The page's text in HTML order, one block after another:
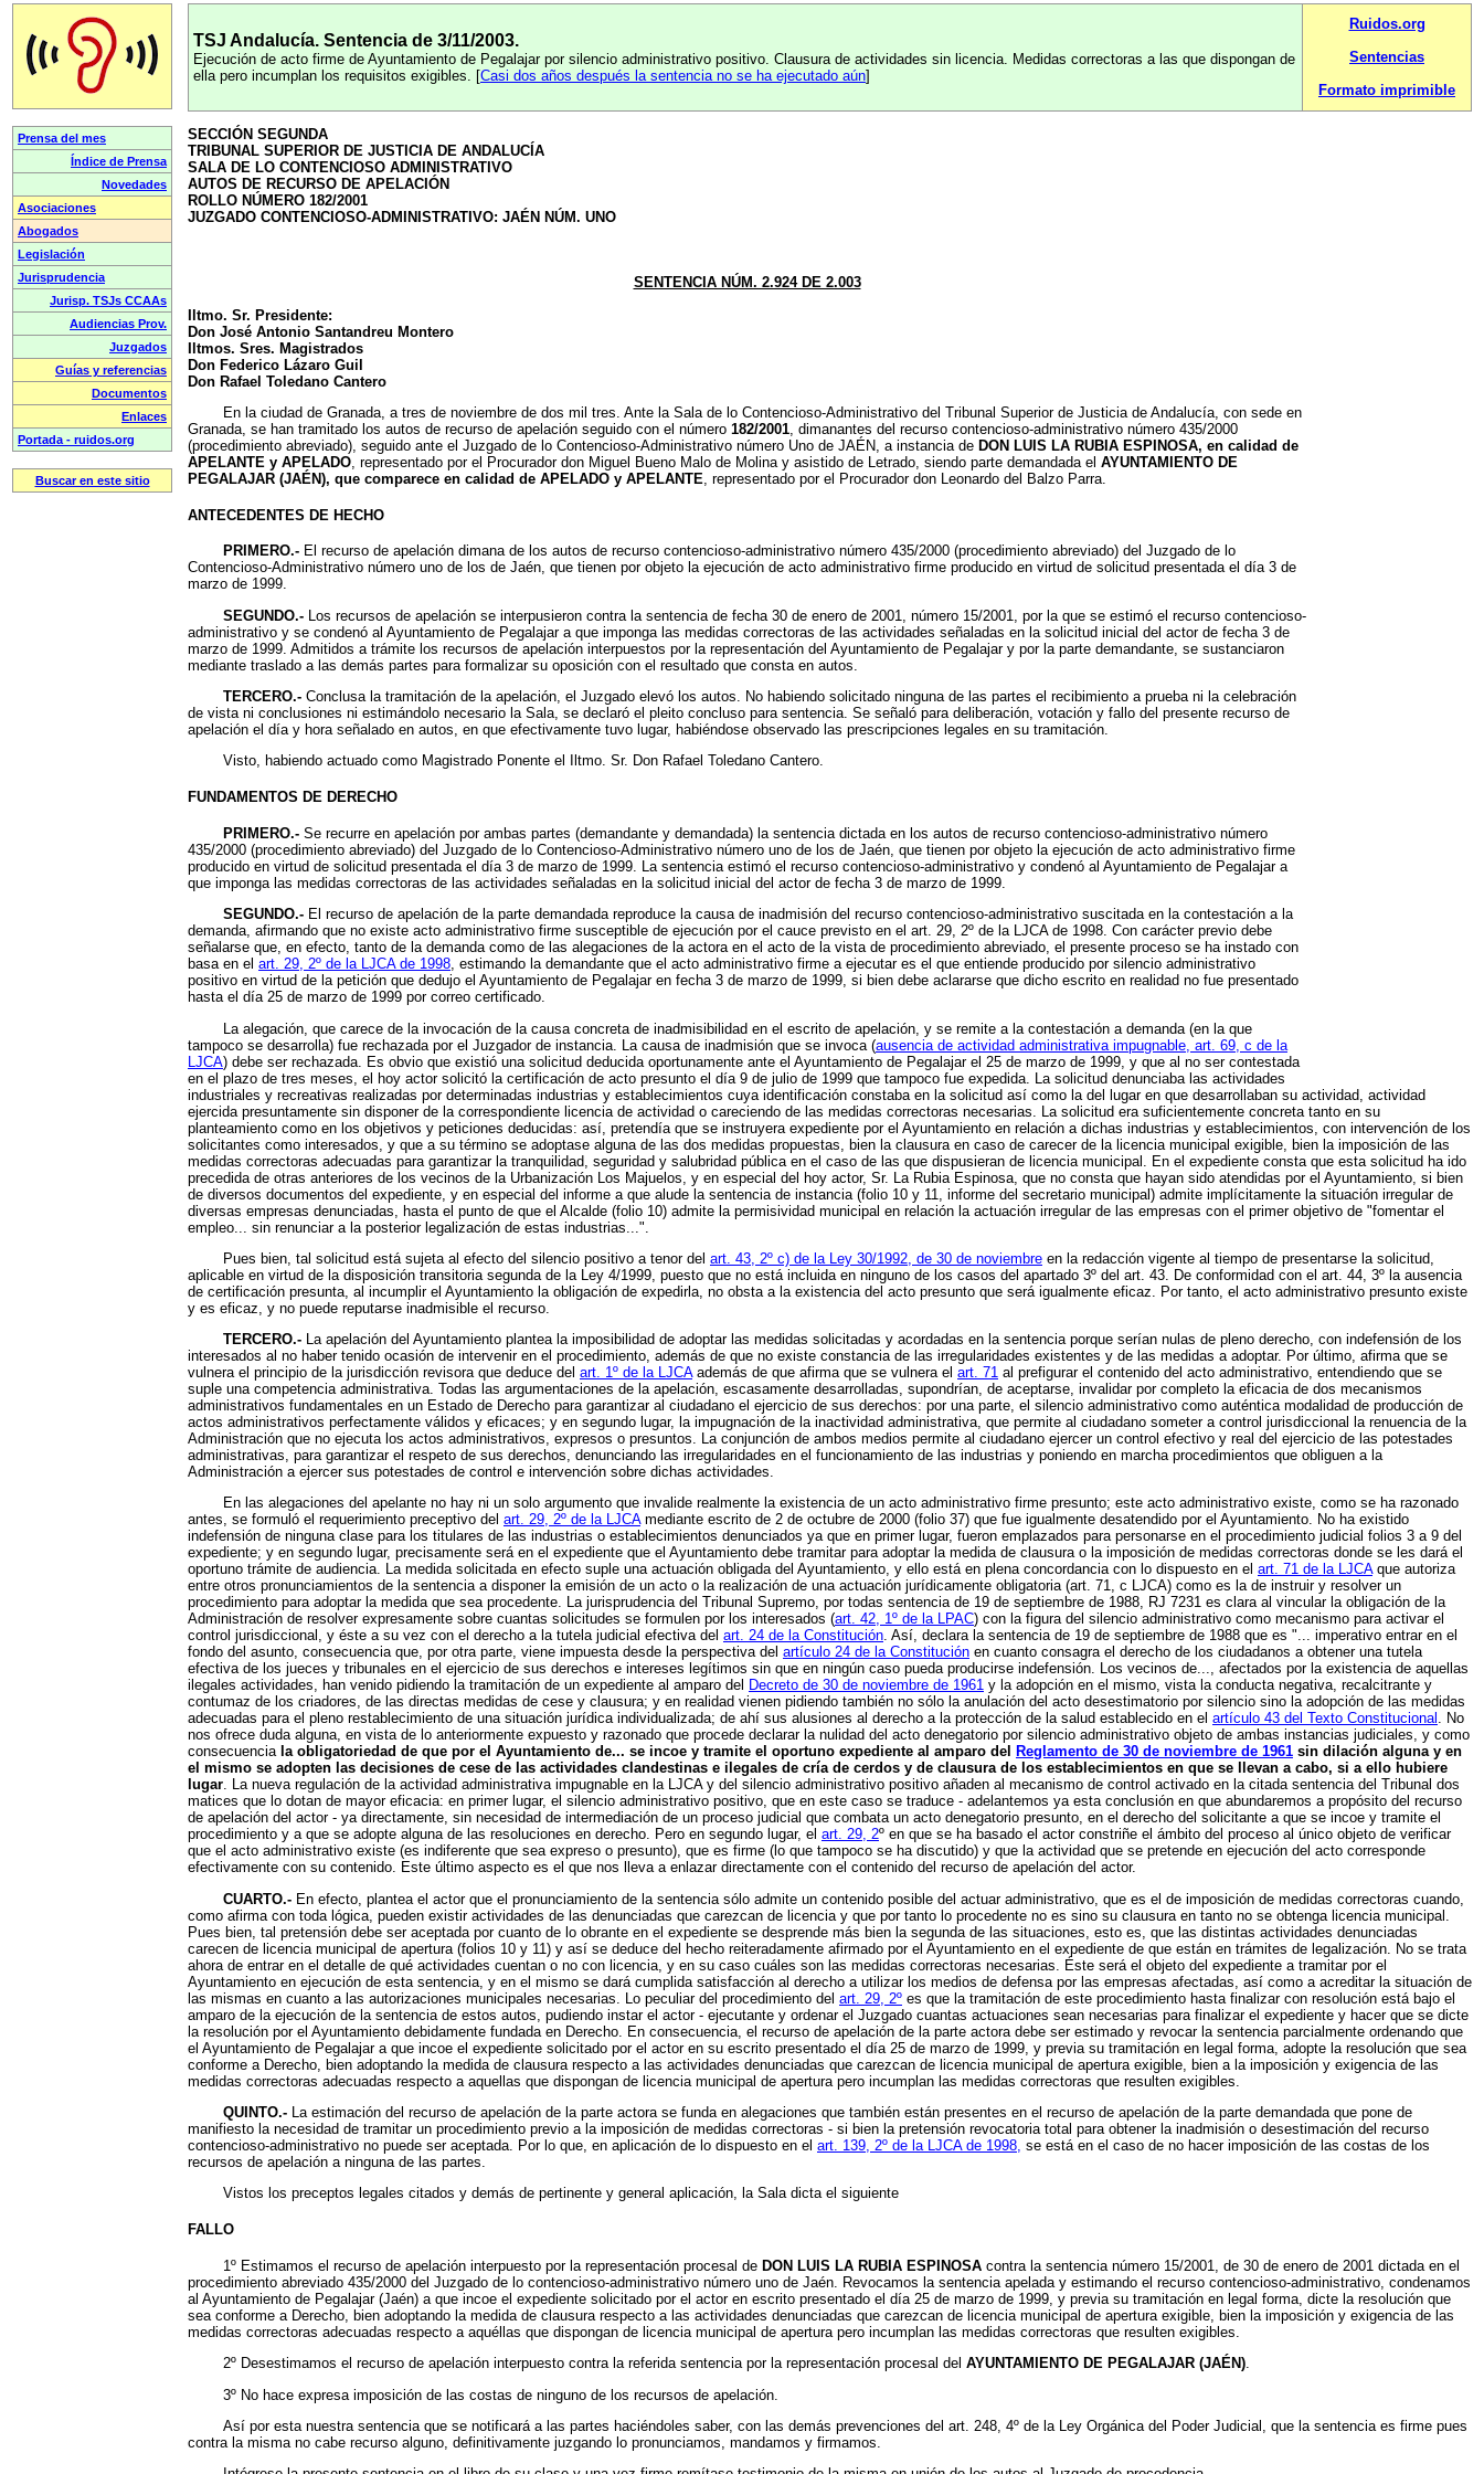
TSJ Andalucía. Sentencia de 3/11/2003.
Ejecución de acto firme de Ayuntamiento de Pegalajar por silencio administrativo positivo. Clausura de actividades sin licencia. Medidas correctoras a las que dispongan de
ella pero incumplan los requisitos exigibles. [Casi dos años después la sentencia no se ha ejecutado aún]
Ruidos.org
Sentencias
Formato imprimible
SECCIÓN SEGUNDA
TRIBUNAL SUPERIOR DE JUSTICIA DE ANDALUCÍA
SALA DE LO CONTENCIOSO ADMINISTRATIVO
AUTOS DE RECURSO DE APELACIÓN
ROLLO NÚMERO 182/2001
JUZGADO CONTENCIOSO-ADMINISTRATIVO: JAÉN NÚM. UNO
SENTENCIA NÚM. 2.924 DE 2.003
Iltmo. Sr. Presidente:
Don José Antonio Santandreu Montero
Iltmos. Sres. Magistrados
Don Federico Lázaro Guil
Don Rafael Toledano Cantero
En la ciudad de Granada, a tres de noviembre de dos mil tres. Ante la Sala de lo Contencioso-Administrativo del Tribunal Superior de Justicia de Andalucía, con sede en
Granada, se han tramitado los autos de recurso de apelación seguido con el número 182/2001 , dimanantes del recurso contencioso-administrativo número 435/2000
(procedimiento abreviado), seguido ante el Juzgado de lo Contencioso-Administrativo número Uno de JAÉN, a instancia de DON LUIS LA RUBIA ESPINOSA, en calidad de
APELANTE y APELADO , representado por el Procurador don Miguel Bueno Malo de Molina y asistido de Letrado, siendo parte demandada el AYUNTAMIENTO DE
PEGALAJAR (JAÉN), que comparece en calidad de APELADO y APELANTE , representado por el Procurador don Leonardo del Balzo Parra.
ANTECEDENTES DE HECHO
PRIMERO.- El recurso de apelación dimana de los autos de recurso contencioso-administrativo número 435/2000 (procedimiento abreviado) del Juzgado de lo
Contencioso-Administrativo número uno de los de Jaén, que tienen por objeto la ejecución de acto administrativo firme producido en virtud de solicitud presentada el día 3 de
marzo de 1999.
SEGUNDO.- Los recursos de apelación se interpusieron contra la sentencia de fecha 30 de enero de 2001, número 15/2001, por la que se estimó el recurso contencioso-
administrativo y se condenó al Ayuntamiento de Pegalajar a que imponga las medidas correctoras de las actividades señaladas en la solicitud inicial del actor de fecha 3 de
marzo de 1999. Admitidos a trámite los recursos de apelación interpuestos por la representación del Ayuntamiento de Pegalajar y por la parte demandante, se sustanciaron
mediante traslado a las demás partes para formalizar su oposición con el resultado que consta en autos.
TERCERO.- Conclusa la tramitación de la apelación, el Juzgado elevó los autos. No habiendo solicitado ninguna de las partes el recibimiento a prueba ni la celebración
de vista ni conclusiones ni estimándolo necesario la Sala, se declaró el pleito concluso para sentencia. Se señaló para deliberación, votación y fallo del presente recurso de
apelación el día y hora señalado en autos, en que efectivamente tuvo lugar, habiéndose observado las prescripciones legales en su tramitación.
Visto, habiendo actuado como Magistrado Ponente el Iltmo. Sr. Don Rafael Toledano Cantero.
FUNDAMENTOS DE DERECHO
PRIMERO.- Se recurre en apelación por ambas partes (demandante y demandada) la sentencia dictada en los autos de recurso contencioso-administrativo número
435/2000 (procedimiento abreviado) del Juzgado de lo Contencioso-Administrativo número uno de los de Jaén, que tienen por objeto la ejecución de acto administrativo firme
producido en virtud de solicitud presentada el día 3 de marzo de 1999. La sentencia estimó el recurso contencioso-administrativo y condenó al Ayuntamiento de Pegalajar a
que imponga las medidas correctoras de las actividades señaladas en la solicitud inicial del actor de fecha 3 de marzo de 1999.
SEGUNDO.- El recurso de apelación de la parte demandada reproduce la causa de inadmisión del recurso contencioso-administrativo suscitada en la contestación a la
demanda, afirmando que no existe acto administrativo firme susceptible de ejecución por el cauce previsto en el art. 29, 2º de la LJCA de 1998. Con carácter previo debe
señalarse que, en efecto, tanto de la demanda como de las alegaciones de la actora en el acto de la vista de procedimiento abreviado, el presente proceso se ha instado con
basa en el art. 29, 2º de la LJCA de 1998, estimando la demandante que el acto administrativo firme a ejecutar es el que entiende producido por silencio administrativo
positivo en virtud de la petición que dedujo el Ayuntamiento de Pegalajar en fecha 3 de marzo de 1999, si bien debe aclararse que dicho escrito en realidad no fue presentado
hasta el día 25 de marzo de 1999 por correo certificado.
La alegación, que carece de la invocación de la causa concreta de inadmisibilidad en el escrito de apelación, y se remite a la contestación a demanda (en la que
tampoco se desarrolla) fue rechazada por el Juzgador de instancia. La causa de inadmisión que se invoca (ausencia de actividad administrativa impugnable, art. 69, c de la
LJCA) debe ser rechazada. Es obvio que existió una solicitud deducida oportunamente ante el Ayuntamiento de Pegalajar el 25 de marzo de 1999, y que al no ser contestada
en el plazo de tres meses, el hoy actor solicitó la certificación de acto presunto el día 9 de julio de 1999 que tampoco fue expedida. La solicitud denunciaba las actividades
industriales y recreativas realizadas por determinadas industrias y establecimientos cuya identificación constaba en la solicitud así como la del lugar en que desarrollaban su actividad, actividad
ejercida presuntamente sin disponer de la correspondiente licencia de actividad o careciendo de las medidas correctoras necesarias. La solicitud era suficientemente concreta tanto en su
planteamiento como en los objetivos y peticiones deducidas: así, pretendía que se instruyera expediente por el Ayuntamiento en relación a dichas industrias y establecimientos, con intervención de los
solicitantes como interesados, y que a su término se adoptase alguna de las dos medidas propuestas, bien la clausura en caso de carecer de la licencia municipal exigible, bien la imposición de las
medidas correctoras adecuadas para garantizar la tranquilidad, seguridad y salubridad pública en el caso de las que dispusieran de licencia municipal. En el expediente consta que esta solicitud ha ido
precedida de otras anteriores de los vecinos de la Urbanización Los Majuelos, y en especial del hoy actor, Sr. La Rubia Espinosa, que no consta que hayan sido atendidas por el Ayuntamiento, si bien
de diversos documentos del expediente, y en especial del informe a que alude la sentencia de instancia (folio 10 y 11, informe del secretario municipal) admite implícitamente la situación irregular de
diversas empresas denunciadas, hasta el punto de que el Alcalde (folio 10) admite la permisividad municipal en relación la actuación irregular de las empresas con el primer objetivo de "fomentar el
empleo... sin renunciar a la posterior legalización de estas industrias...".
Pues bien, tal solicitud está sujeta al efecto del silencio positivo a tenor del art. 43, 2º c) de la Ley 30/1992, de 30 de noviembre en la redacción vigente al tiempo de presentarse la solicitud,
aplicable en virtud de la disposición transitoria segunda de la Ley 4/1999, puesto que no está incluida en ninguno de los casos del apartado 3º del art. 43. De conformidad con el art. 44, 3º la ausencia
de certificación presunta, al incumplir el Ayuntamiento la obligación de expedirla, no obsta a la existencia del acto presunto que será igualmente eficaz. Por tanto, el acto administrativo presunto existe
y es eficaz, y no puede reputarse inadmisible el recurso.
TERCERO.- La apelación del Ayuntamiento plantea la imposibilidad de adoptar las medidas solicitadas y acordadas en la sentencia porque serían nulas de pleno derecho, con indefensión de los
interesados al no haber tenido ocasión de intervenir en el procedimiento, además de que no existe constancia de las irregularidades existentes y de las medidas a adoptar. Por último, afirma que se
vulnera el principio de la jurisdicción revisora que deduce del art. 1º de la LJCAademás de que afirma que se vulnera el art. 71 al prefigurar el contenido del acto administrativo, entendiendo que se
suple una competencia administrativa. Todas las argumentaciones de la apelación, escasamente desarrolladas, supondrían, de aceptarse, invalidar por completo la eficacia de dos mecanismos
administrativos fundamentales en un Estado de Derecho para garantizar al ciudadano el ejercicio de sus derechos: por una parte, el silencio administrativo como auténtica modalidad de producción de
actos administrativos perfectamente válidos y eficaces; y en segundo lugar, la impugnación de la inactividad administrativa, que permite al ciudadano someter a control jurisdiccional la renuencia de la
Administración que no ejecuta los actos administrativos, expresos o presuntos. La conjunción de ambos medios permite al ciudadano ejercer un control efectivo y real del ejercicio de las potestades
administrativas, para garantizar el respeto de sus derechos, denunciando las irregularidades en el funcionamiento de las industrias y poniendo en marcha procedimientos que obliguen a la
Administración a ejercer sus potestades de control e intervención sobre dichas actividades.
En las alegaciones del apelante no hay ni un solo argumento que invalide realmente la existencia de un acto administrativo firme presunto; este acto administrativo existe, como se ha razonado
antes, se formuló el requerimiento preceptivo del art. 29, 2º de la LJCAmediante escrito de 2 de octubre de 2000 (folio 37) que fue igualmente desatendido por el Ayuntamiento. No ha existido
indefensión de ninguna clase para los titulares de las industrias o establecimientos denunciados ya que en primer lugar, fueron emplazados para personarse en el procedimiento judicial folios 3 a 9 del
expediente; y en segundo lugar, precisamente será en el expediente que el Ayuntamiento debe tramitar para adoptar la medida de clausura o la imposición de medidas correctoras donde se les dará el
oportuno trámite de audiencia. La medida solicitada en efecto suple una actuación obligada del Ayuntamiento, y ello está en plena concordancia con lo dispuesto en el art. 71 de la LJCAque autoriza
entre otros pronunciamientos de la sentencia a disponer la emisión de un acto o la realización de una actuación jurídicamente obligatoria (art. 71, c LJCA) como es la de instruir y resolver un
procedimiento para adoptar la medida que sea procedente. La jurisprudencia del Tribunal Supremo, por todas sentencia de 19 de septiembre de 1988, RJ 7231 es clara al vincular la obligación de la
Administración de resolver expresamente sobre cuantas solicitudes se formulen por los interesados (art. 42, 1º de la LPAC) con la figura del silencio administrativo como mecanismo para activar el
control jurisdiccional, y éste a su vez con el derecho a la tutela judicial efectiva del art. 24 de la Constitución. Así, declara la sentencia de 19 de septiembre de 1988 que es "... imperativo entrar en el
fondo del asunto, consecuencia que, por otra parte, viene impuesta desde la perspectiva del artículo 24 de la Constitución en cuanto consagra el derecho de los ciudadanos a obtener una tutela
efectiva de los jueces y tribunales en el ejercicio de sus derechos e intereses legítimos sin que en ningún caso pueda producirse indefensión. Los vecinos de..., afectados por la existencia de aquellas
ilegales actividades, han venido pidiendo la tramitación de un expediente al amparo del Decreto de 30 de noviembre de 1961 y la adopción en el mismo, vista la conducta negativa, recalcitrante y
contumaz de los criadores, de las directas medidas de cese y clausura; y en realidad vienen pidiendo también no sólo la anulación del acto desestimatorio por silencio sino la adopción de las medidas
adecuadas para el pleno restablecimiento de una situación jurídica individualizada; de ahí sus alusiones al derecho a la protección de la salud establecido en el artículo 43 del Texto Constitucional . No
nos ofrece duda alguna, en vista de lo anteriormente expuesto y razonado que procede declarar la nulidad del acto denegatorio por silencio administrativo objeto de ambas instancias judiciales, y como
consecuencia la obligatoriedad de que por el Ayuntamiento de... se incoe y tramite el oportuno expediente al amparo del Reglamento de 30 de noviembre de 1961 sin dilación alguna y en
el mismo se adopten las decisiones de cese de las actividades clandestinas e ilegales de cría de cerdos y de clausura de los establecimientos en que se llevan a cabo, si a ello hubiere
lugar. La nueva regulación de la actividad administrativa impugnable en la LJCA y del silencio administrativo positivo añaden al mecanismo de control activado en la citada sentencia del Tribunal dos
matices que lo dotan de mayor eficacia: en primer lugar, el silencio administrativo positivo, que en este caso se traduce - adelantemos ya esta conclusión en que abundaremos a propósito del recurso
de apelación del actor - ya directamente, sin necesidad de intermediación de un proceso judicial que combata un acto denegatorio presunto, en el derecho del solicitante a que se incoe y tramite el
procedimiento y a que se adopte alguna de las resoluciones en derecho. Pero en segundo lugar, el art. 29, 2º en que se ha basado el actor constriñe el ámbito del proceso al único objeto de verificar
que el acto administrativo existe (es indiferente que sea expreso o presunto), que es firme (lo que tampoco se ha discutido) y que la actividad que se pretende en ejecución del acto corresponde
efectivamente con su contenido. Este último aspecto es el que nos lleva a enlazar directamente con el contenido del recurso de apelación del actor.
CUARTO.- En efecto, plantea el actor que el pronunciamiento de la sentencia sólo admite un contenido posible del actuar administrativo, que es el de imposición de medidas correctoras cuando,
como afirma con toda lógica, pueden existir actividades de las denunciadas que carezcan de licencia y que por tanto lo procedente no es sino su clausura en tanto no se obtenga licencia municipal.
Pues bien, tal pretensión debe ser aceptada por cuanto de lo obrante en el expediente se desprende más bien la segunda de las situaciones, esto es, que las distintas actividades denunciadas
carecen de licencia municipal de apertura (folios 10 y 11) y así se deduce del hecho reiteradamente afirmado por el Ayuntamiento en el expediente de que están en trámites de legalización. No se trata
ahora de entrar en el detalle de qué actividades cuentan o no con licencia, y en su caso cuáles son las medidas correctoras necesarias. Éste será el objeto del expediente a tramitar por el
Ayuntamiento en ejecución de esta sentencia, y en el mismo se dará cumplida satisfacción al derecho a utilizar los medios de defensa por las empresas afectadas, así como a acreditar la situación de
las mismas en cuanto a las autorizaciones municipales necesarias. Lo peculiar del procedimiento del art. 29, 2º es que la tramitación de este procedimiento hasta finalizar con resolución está bajo el
amparo de la ejecución de la sentencia de estos autos, pudiendo instar el actor - ejecutante y ordenar el Juzgado cuantas actuaciones sean necesarias para finalizar el expediente y hacer que se dicte
la resolución por el Ayuntamiento debidamente fundada en Derecho. En consecuencia, el recurso de apelación de la parte actora debe ser estimado y revocar la sentencia parcialmente ordenando que
el Ayuntamiento de Pegalajar a que incoe el expediente solicitado por el actor en su escrito presentado el día 25 de marzo de 1999, y previa su tramitación en legal forma, adopte la resolución que sea
conforme a Derecho, bien adoptando la medida de clausura respecto a las actividades denunciadas que carezcan de licencia municipal de apertura exigible, bien a la imposición y exigencia de las
medidas correctoras adecuadas respecto a aquellas que dispongan de licencia municipal de apertura pero incumplan las medidas correctoras que resulten exigibles.
QUINTO.- La estimación del recurso de apelación de la parte actora se funda en alegaciones que también están presentes en el recurso de apelación de la parte demandada que pone de
manifiesto la necesidad de tramitar un procedimiento previo a la imposición de medidas correctoras - si bien la pretensión revocatoria total para obtener la inadmisión o desestimación del recurso
contencioso-administrativo no puede ser aceptada. Por lo que, en aplicación de lo dispuesto en el art. 139, 2º de la LJCA de 1998, se está en el caso de no hacer imposición de las costas de los
recursos de apelación a ninguna de las partes.
Vistos los preceptos legales citados y demás de pertinente y general aplicación, la Sala dicta el siguiente
FALLO
1º Estimamos el recurso de apelación interpuesto por la representación procesal de DON LUIS LA RUBIA ESPINOSA contra la sentencia número 15/2001, de 30 de enero de 2001 dictada en el
procedimiento abreviado 435/2000 del Juzgado de lo contencioso-administrativo número uno de Jaén. Revocamos la sentencia apelada y estimando el recurso contencioso-administrativo, condenamos
al Ayuntamiento de Pegalajar (Jaén) a que incoe el expediente solicitado por el actor en escrito presentado el día 25 de marzo de 1999, y previa su tramitación en legal forma, dicte la resolución que
sea conforme a Derecho, bien adoptando la medida de clausura respecto a las actividades denunciadas que carezcan de licencia municipal de apertura exigible, bien la imposición y exigencia de las
medidas correctoras adecuadas respecto a aquéllas que dispongan de licencia municipal de apertura pero incumplan las medidas correctoras que resulten exigibles.
2º Desestimamos el recurso de apelación interpuesto contra la referida sentencia por la representación procesal del AYUNTAMIENTO DE PEGALAJAR (JAÉN).
3º No hace expresa imposición de las costas de ninguno de los recursos de apelación.
Así por esta nuestra sentencia que se notificará a las partes haciéndoles saber, con las demás prevenciones del art. 248, 4º de la Ley Orgánica del Poder Judicial, que la sentencia es firme pues
contra la misma no cabe recurso alguno, definitivamente juzgando lo pronunciamos, mandamos y firmamos.